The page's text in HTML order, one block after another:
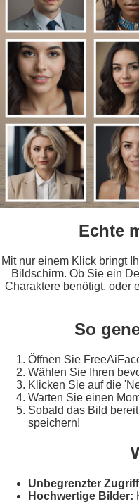
Echte
Mit nur einem Klick bringt
Bildschirm. Ob Sie ein
Charaktere benötigt, oder
So
Öffnen Sie
Wählen Sie Ihren
Klicken Sie auf die
Warten Sie einen
Sobald das Bild
speichern!
Unbegrenzter
Hochwertige Bilder: